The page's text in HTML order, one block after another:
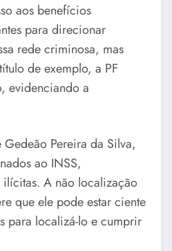
aos benefícios
para direcionar
rede criminosa, mas
de exemplo, a PF
evidenciando a
Pereira da Silva,
ao INSS,
ilícitas. A não localização
que ele pode estar ciente
para localizá-lo e cumprir